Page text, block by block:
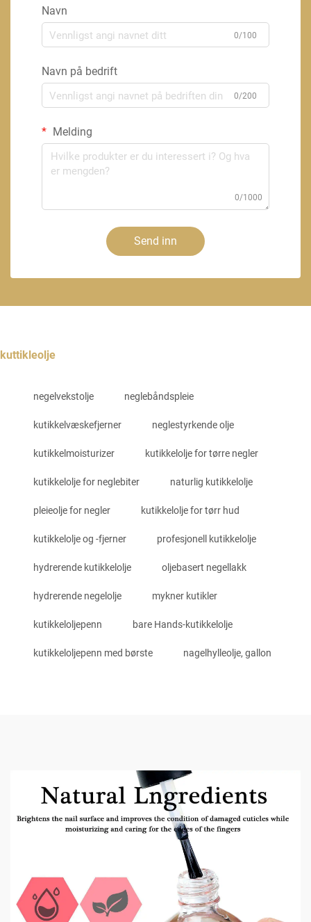
Navn
0/100
Navn på bedrift
0/200
Melding
0/1000
Send inn
kuttikleolje
negelvekstolje neglebåndspleie
kutikkelvæskefjerner neglestyrkende olje
kutikkelmoisturizer kutikkelolje for tørre negler
kutikkelolje for neglebiter naturlig kutikkelolje
pleieolje for negler kutikkelolje for tørr hud
kutikkelolje og -fjerner profesjonell kutikkelolje
hydrerende kutikkelolje oljebasert negellakk
hydrerende negelolje mykner kutikler
kutikkeloljepenn bare Hands-kutikkelolje
kutikkeloljepenn med børste nagelhylleolje, gallon